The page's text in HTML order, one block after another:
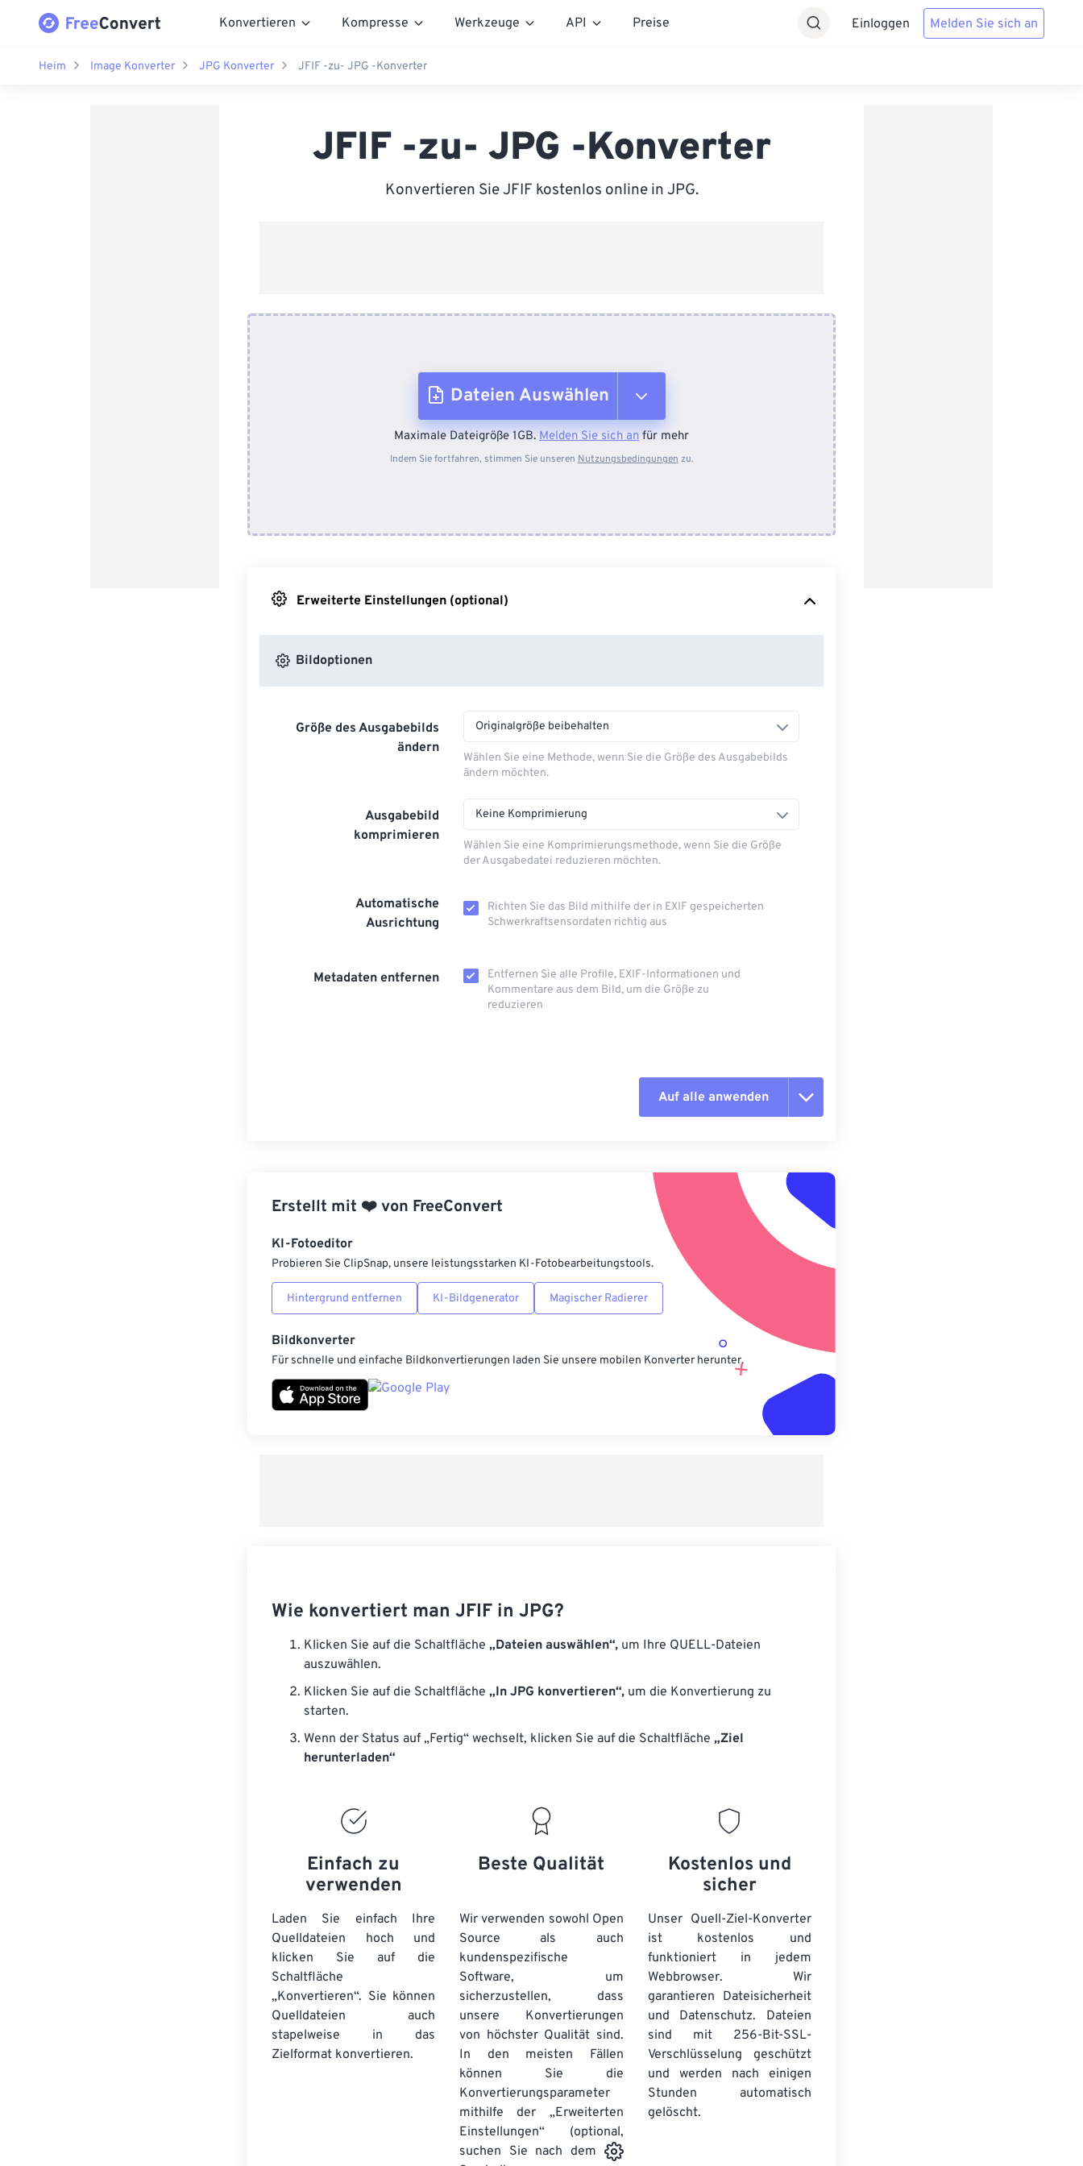
Konvertieren Kompresse Werkzeuge API Preise Einloggen Melden Sie sich an
Heim Image Konverter JPG Konverter JFIF -zu- JPG -Konverter
JFIF -zu- JPG -Konverter
Konvertieren Sie JFIF kostenlos online in JPG.
Dateien Auswählen
Vom Gerät
Maximale Dateigröße 1GB. Melden Sie sich an für mehr
Indem Sie fortfahren, stimmen Sie unseren Nutzungsbedingungen zu.
Erweiterte Einstellungen (optional)
Bildoptionen
Größe des Ausgabebilds
ändern
Originalgröße beibehalten
Wählen Sie eine Methode, wenn Sie die Größe des Ausgabebilds
ändern möchten.
Ausgabebild
komprimieren
Keine Komprimierung
Wählen Sie eine Komprimierungsmethode, wenn Sie die Größe
der Ausgabedatei reduzieren möchten.
Automatische
Ausrichtung
Richten Sie das Bild mithilfe der in EXIF ​​gespeicherten
Schwerkraftsensordaten richtig aus
Metadaten entfernen
Entfernen Sie alle Profile, EXIF-Informationen und
Kommentare aus dem Bild, um die Größe zu
reduzieren
Auf alle anwenden
Aus Vorgabe anwenden
Als Vorgabe speichern
Erstellt mit ❤️von FreeConvert
KI-Fotoeditor
Probieren Sie ClipSnap, unsere leistungsstarken KI-Fotobearbeitungstools.
Hintergrund entfernen KI-Bildgenerator Magischer Radierer
Bildkonverter
Für schnelle und einfache Bildkonvertierungen laden Sie unsere mobilen Konverter herunter.
Wie konvertiert man JFIF in JPG?
Klicken Sie auf die Schaltfläche „Dateien auswählen“, um Ihre QUELL-Dateien
auszuwählen.
Klicken Sie auf die Schaltfläche „In JPG konvertieren“, um die Konvertierung zu
starten.
Wenn der Status auf „Fertig“ wechselt, klicken Sie auf die Schaltfläche „Ziel
herunterladen“
Einfach zu
verwenden
Laden Sie einfach Ihre
Quelldateien hoch und
klicken Sie auf die
Schaltfläche
„Konvertieren“. Sie können
Quelldateien auch
stapelweise in das
Zielformat konvertieren.
Beste Qualität
Wir verwenden sowohl Open
Source als auch
kundenspezifische
Software, um
sicherzustellen, dass
unsere Konvertierungen
von höchster Qualität sind.
In den meisten Fällen
können Sie die
Konvertierungsparameter
mithilfe der „Erweiterten
Einstellungen“ (optional,
suchen Sie nach dem
Kostenlos und
sicher
Unser Quell-Ziel-Konverter
ist kostenlos und
funktioniert in jedem
Webbrowser. Wir
garantieren Dateisicherheit
und Datenschutz. Dateien
sind mit 256-Bit-SSL-
Verschlüsselung geschützt
und werden nach einigen
Stunden automatisch
gelöscht.